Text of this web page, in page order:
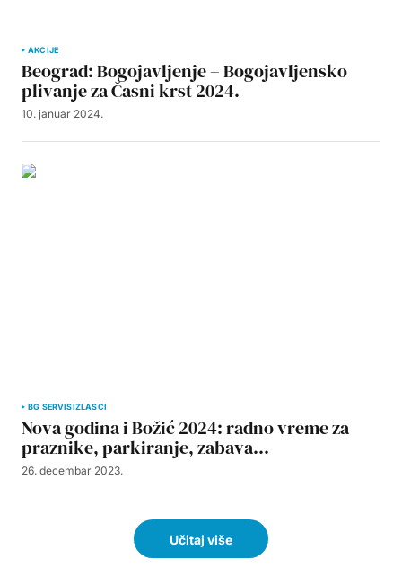
AKCIJE
Beograd: Bogojavljenje – Bogojavljensko
plivanje za Časni krst 2024.
10. januar 2024.
BG SERVISIZLASCI
Nova godina i Božić 2024: radno vreme za
praznike, parkiranje, zabava…
26. decembar 2023.
Učitaj više